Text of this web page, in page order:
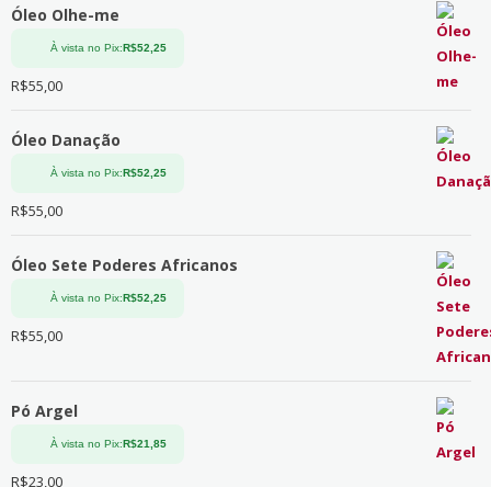
Óleo Olhe-me
À vista no Pix:R$52,25
R$55,00
Óleo Danação
À vista no Pix:R$52,25
R$55,00
Óleo Sete Poderes Africanos
À vista no Pix:R$52,25
R$55,00
Pó Argel
À vista no Pix:R$21,85
R$23,00